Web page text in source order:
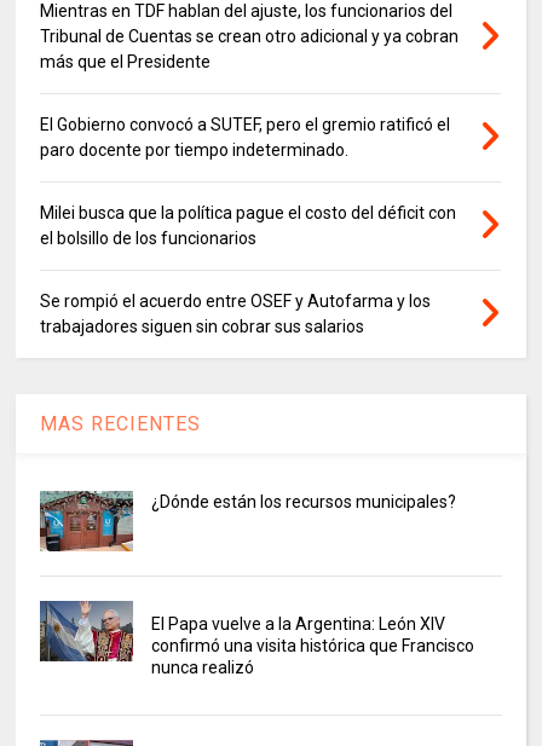
Mientras en TDF hablan del ajuste, los funcionarios del
Tribunal de Cuentas se crean otro adicional y ya cobran
más que el Presidente
El Gobierno convocó a SUTEF, pero el gremio ratificó el
paro docente por tiempo indeterminado.
Milei busca que la política pague el costo del déficit con
el bolsillo de los funcionarios
Se rompió el acuerdo entre OSEF y Autofarma y los
trabajadores siguen sin cobrar sus salarios
MAS RECIENTES
¿Dónde están los recursos municipales?
El Papa vuelve a la Argentina: León XIV
confirmó una visita histórica que Francisco
nunca realizó